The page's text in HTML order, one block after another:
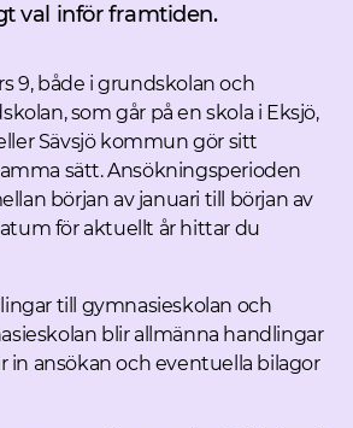
val inför framtiden.
9, både i grundskolan och
som går på en skola i Eksjö,
Sävsjö kommun gör sitt
sätt. Ansökningsperioden
början av januari till början av
för aktuellt år hittar du
till gymnasieskolan och
blir allmänna handlingar
in ansökan och eventuella bilagor